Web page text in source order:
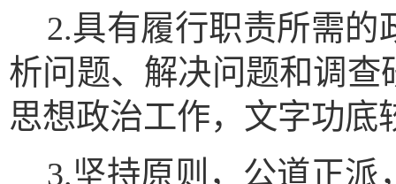
2.具有履行职责所需的
析问题、解决问题和调
思想政治工作，文字功底
3.坚持原则，公道正派